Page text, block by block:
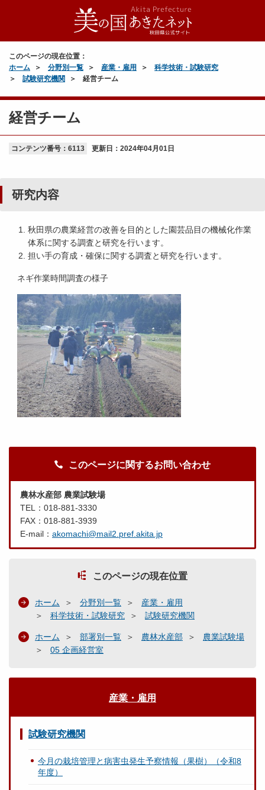
このページの現在位置：
ホーム
分野別一覧 産業・雇用
科学技術・試験研究
試験研究機関
経営チーム
経営チーム
コンテンツ番号：6113 更新日： 2024年04月01日
研究内容
秋田県の農業経営の改善を目的とした園芸品目の機械化作業
体系に関する調査と研究を行います。
担い手の育成・確保に関する調査と研究を行います。
ネギ作業時間調査の様子
このページに関するお問い合わせ
農林水産部 農業試験場
TEL：018-881-3330
FAX：018-881-3939
E-mail： akomachi@mail2.pref.akita.jp
このページの現在位置
ホーム 分野別一覧
産業・雇用
科学技術・試験研究
試験研究機関
ホーム 部署別一覧 農林水産部
農業試験場
05 企画経営室
産業・雇用
試験研究機関
今月の栽培管理と病害虫発生予察情報（果樹）（令和8
年度）